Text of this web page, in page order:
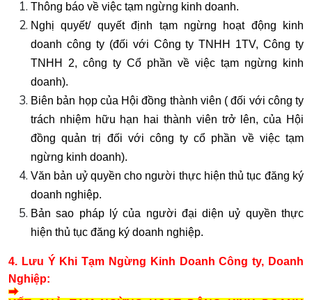
Thông báo về việc tạm ngừng kinh doanh.
Nghị quyết/ quyết định tạm ngừng hoạt động kinh
doanh công ty (đối với Công ty TNHH 1TV, Công ty
TNHH 2, công ty Cổ phần về việc tạm ngừng kinh
doanh).
Biên bản họp của Hội đồng thành viên ( đối với công ty
trách nhiệm hữu hạn hai thành viên trở lên, của Hội
đồng quản trị đối với công ty cổ phần về việc tạm
ngừng kinh doanh).
Văn bản uỷ quyền cho người thực hiện thủ tục đăng ký
doanh nghiệp.
Bản sao pháp lý của người đại diện uỷ quyền thực
hiện thủ tục đăng ký doanh nghiệp.
4. Lưu Ý Khi Tạm Ngừng Kinh Doanh Công ty, Doanh
Nghiệp: